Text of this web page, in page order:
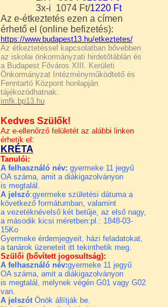
3x-i 1074 Ft/1220Ft
Az e-étkeztetés ezen a címen
érhető el (online befizetés):
https://www.budapest13.hu/etkeztetes/
Az étkeztetéssel kapcsolatban bővebben
az iskolai önkormányzati hirdetőtáblán és
a Budapest Főváros XIII. Kerületi
Önkormányzat Intézményműködtető és
Fenntartó Központ honlapján
tájékozódhatnak:
imfk.bp13.hu
Kedves Szülők!
Az e-ellenőrző felületét az alábbi linken
érhetik el:
KRÉTA
Tanulói:
A felhasználó név: gyermeke 11 jegyű
OA száma, amit a diákigazolványon
is megtalál.
A jelszó:gyermeke születési dátuma a
következő formátumban, valamint
a vezetéknévelső két betűje, az első nagy,
a második kicsi méretben:pl.: 1848-03-
15Ko
Gyermeke érdemjegyeit, házi feladatokat,
a tanárok üzeneteit itt tekinthetik meg.
Szülői (bővített jogosultság):
A felhasználó név:gyermeke 11 jegyű
OA száma, amit a diákigazolványon
is megtalál, melynek végén G01 vagy G02
van.
A jelszótÖnök állítják be.